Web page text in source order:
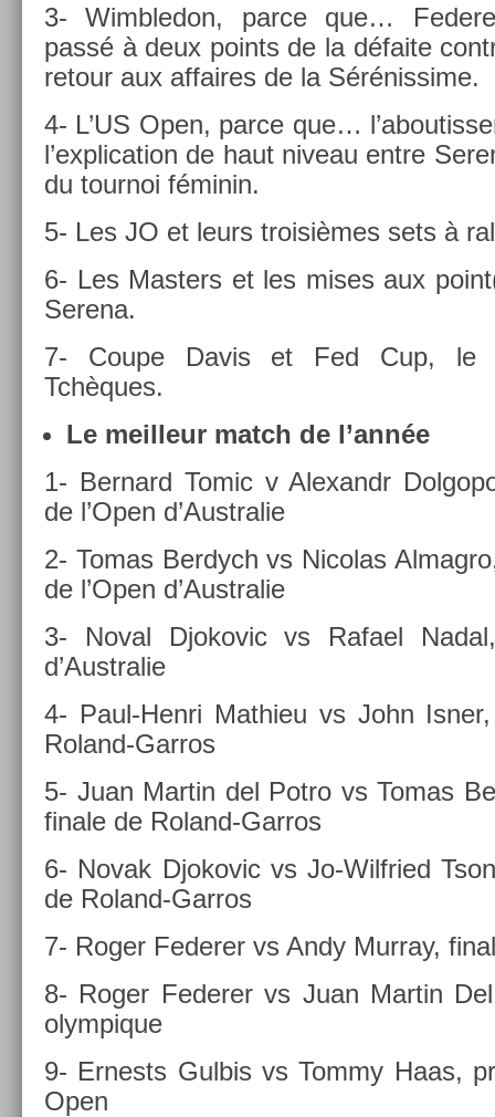
3- Wimbledon, parce que…
passé à deux points de la défaite
re­tour aux af­faires de la Sérénis­sime.
4- L’US Open, parce que…
l’explica­tion de haut niveau entre
du tour­noi féminin.
5- Les JO et leurs troisiè­mes sets à
6- Les Mast­ers et les mises aux
Serena.
7- Coupe Davis et Fed Cup, le
Tchèques.
Le meil­leur match de l’année
1- Be­rnard Tomic v Al­exandr
de l’Open d’Australie
2- Tomas Be­rdych vs Nicolas
de l’Open d’Australie
3- Noval Djokovic vs Rafael
d’Australie
4- Paul-Henri Mat­hieu vs John
Roland-Garros
5- Juan Mar­tin del Potro vs Tomas
fin­ale de Roland-Garros
6- Novak Djokovic vs Jo-Wilfried
de Roland-Garros
7- Roger Feder­er vs Andy Mur­ray,
8- Roger Feder­er vs Juan Mar­tin
olym­pique
9- Er­nests Gul­bis vs Tommy Haas,
Open